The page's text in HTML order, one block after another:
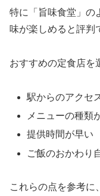
特に「旨味食堂」の
味が楽しめると評判
おすすめの定食店を
駅からのアクセ
メニューの種類
提供時間が早い
ご飯のおかわり
これらの点を参考に